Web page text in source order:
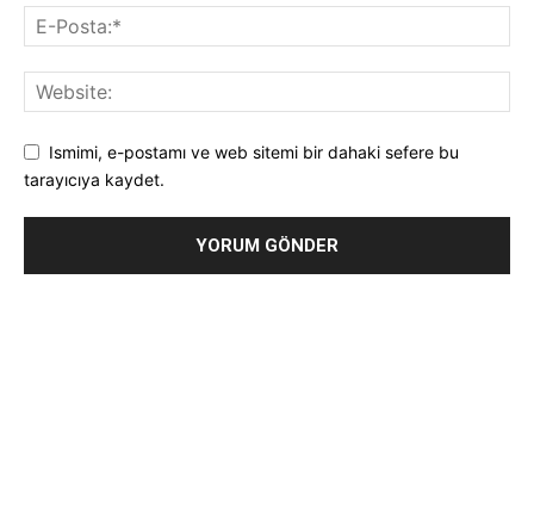
Ismimi, e-postamı ve web sitemi bir dahaki sefere bu
tarayıcıya kaydet.